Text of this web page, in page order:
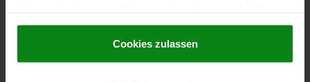
gesammelt haben.Cookie Richtlinien
Datenschutz|AGB
Cookies zulassen